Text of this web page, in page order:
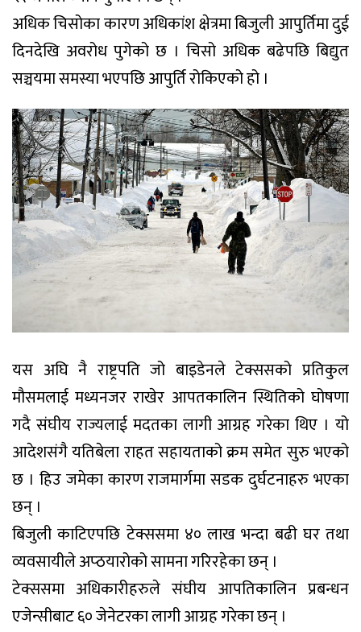
अधिक चिसोका कारण अधिकांश क्षेत्रमा बिजुली आपुर्तिमा दुई
दिनदेखि अवरोध पुगेको छ । चिसो अधिक बढेपछि बिद्युत
सञ्चयमा समस्या भएपछि आपुर्ति रोकिएको हो ।
यस अघि नै राष्ट्रपति जो बाइडेनले टेक्ससको प्रतिकुल
मौसमलाई मध्यनजर राखेर आपतकालिन स्थितिको घोषणा
गदै संघीय राज्यलाई मदतका लागी आग्रह गरेका थिए । यो
आदेशसंगै यतिबेला राहत सहायताको क्रम समेत सुरु भएको
छ । हिउ जमेका कारण राजमार्गमा सडक दुर्घटनाहरु भएका
छन् ।
बिजुली काटिएपछि टेक्ससमा ४० लाख भन्दा बढी घर तथा
व्यवसायीले अप्ठयारोको सामना गरिरहेका छन् ।
टेक्ससमा अधिकारीहरुले संघीय आपतिकालिन प्रबन्धन
एजेन्सीबाट ६० जेनेटरका लागी आग्रह गरेका छन् ।